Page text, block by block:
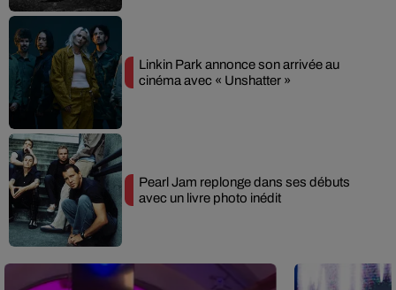
Linkin Park annonce son arrivée au
cinéma avec « Unshatter »
Pearl Jam replonge dans ses débuts
avec un livre photo inédit